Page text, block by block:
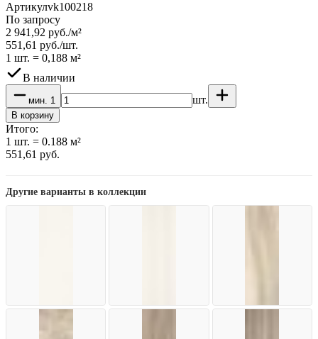
Артикулvk100218
По запросу
2 941,92 руб./м²
551,61 руб./шт.
1 шт. = 0,188 м²
В наличии
мин. 1 шт.
В корзину
Итого:
1 шт. = 0.188 м²
551,61 руб.
Другие варианты в коллекции